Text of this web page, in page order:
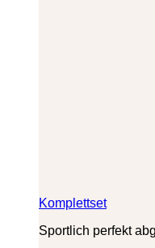
Komplettset
Sportlich perfekt